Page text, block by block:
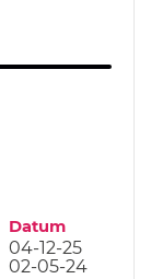
Datum
04-12-25
02-05-24